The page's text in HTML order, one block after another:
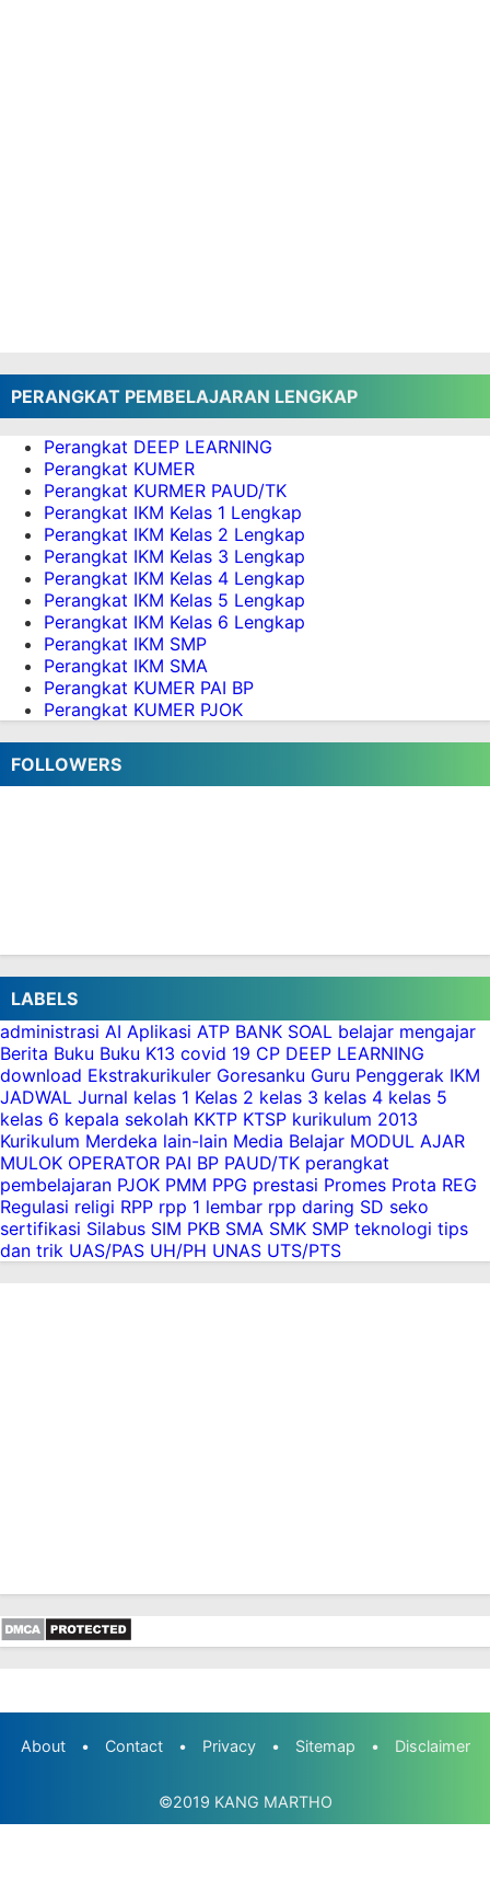
Modul Ajar PAI dan Budi Pekerti Kelas 4
Kurikulum Merdeka Semester 1 dan 2
Aplikasi Perangkat Pembelajaran Kurikulum
Merdeka Semua Kelas SD Semester 2
Perangkat Pembelajaran Kurikulum Merdeka
Kelas 4 SD Semester 2
PERANGKAT PEMBELAJARAN LENGKAP
Perangkat DEEP LEARNING
Perangkat KUMER
Perangkat KURMER PAUD/TK
Perangkat IKM Kelas 1 Lengkap
Perangkat IKM Kelas 2 Lengkap
Perangkat IKM Kelas 3 Lengkap
Perangkat IKM Kelas 4 Lengkap
Perangkat IKM Kelas 5 Lengkap
Perangkat IKM Kelas 6 Lengkap
Perangkat IKM SMP
Perangkat IKM SMA
Perangkat KUMER PAI BP
Perangkat KUMER PJOK
FOLLOWERS
LABELS
administrasi AI Aplikasi ATP BANK SOAL belajar mengajar
Berita Buku Buku K13 covid 19 CP DEEP LEARNING
download Ekstrakurikuler Goresanku Guru Penggerak IKM
JADWAL Jurnal kelas 1 Kelas 2 kelas 3 kelas 4 kelas 5
kelas 6 kepala sekolah KKTP KTSP kurikulum 2013
Kurikulum Merdeka lain-lain Media Belajar MODUL AJAR
MULOK OPERATOR PAI BP PAUD/TK perangkat
pembelajaran PJOK PMM PPG prestasi Promes Prota REG
Regulasi religi RPP rpp 1 lembar rpp daring SD seko
sertifikasi Silabus SIM PKB SMA SMK SMP teknologi tips
dan trik UAS/PAS UH/PH UNAS UTS/PTS
About • Contact • Privacy • Sitemap • Disclaimer
©2019 KANG MARTHO